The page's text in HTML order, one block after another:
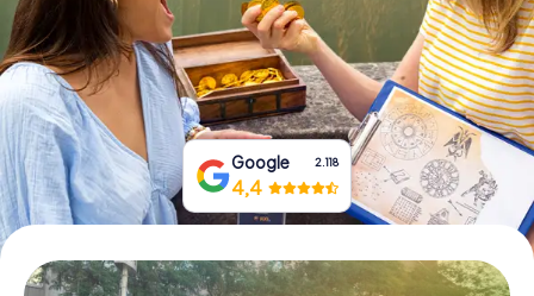
Tickets buchen
Gutscheine bestellen
Google 2.118
4,4